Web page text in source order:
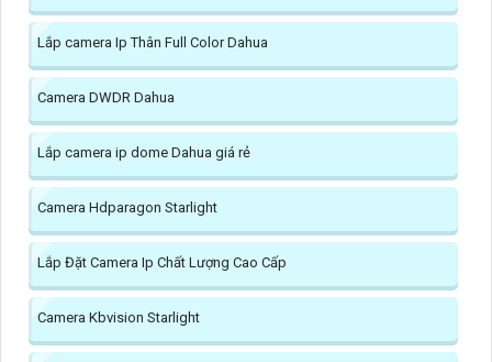
Lắp camera Ip Thân Full Color Dahua
Camera DWDR Dahua
Lắp camera ip dome Dahua giá rẻ
Camera Hdparagon Starlight
Lắp Đặt Camera Ip Chất Lượng Cao Cấp
Camera Kbvision Starlight